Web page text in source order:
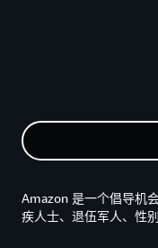
Amazon 是一个倡导机
疾人士、退伍军人、性